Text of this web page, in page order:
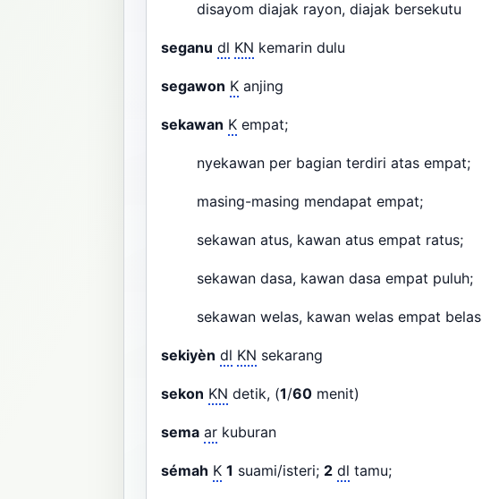
disayom diajak rayon, diajak bersekutu
seganu dl KN kemarin dulu
segawon K anjing
sekawan K empat;
nyekawan per bagian terdiri atas empat;
masing-masing mendapat empat;
sekawan atus, kawan atus empat ratus;
sekawan dasa, kawan dasa empat puluh;
sekawan welas, kawan welas empat belas
sekiyèn dl KN sekarang
sekon KN detik, (1/60 menit)
sema ar kuburan
sémah K 1 suami/isteri; 2 dl tamu;